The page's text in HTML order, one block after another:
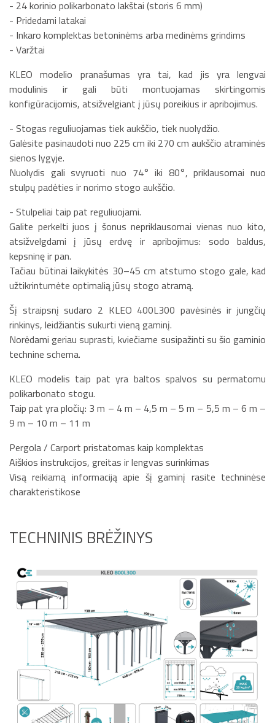
- 24 korinio polikarbonato lakštai (storis 6 mm)
- Pridedami latakai
- Inkaro komplektas betoninėms arba medinėms grindims
- Varžtai
KLEO modelio pranašumas yra tai, kad jis yra lengvai
modulinis ir gali būti montuojamas skirtingomis
konfigūracijomis, atsižvelgiant į jūsų poreikius ir apribojimus.
- Stogas reguliuojamas tiek aukščio, tiek nuolydžio.
Galėsite pasinaudoti nuo 225 cm iki 270 cm aukščio atraminės
sienos lygyje.
Nuolydis gali svyruoti nuo 74° iki 80°, priklausomai nuo
stulpų padėties ir norimo stogo aukščio.
- Stulpeliai taip pat reguliuojami.
Galite perkelti juos į šonus nepriklausomai vienas nuo kito,
atsižvelgdami į jūsų erdvę ir apribojimus: sodo baldus,
kepsninę ir pan.
Tačiau būtinai laikykitės 30–45 cm atstumo stogo gale, kad
užtikrintumėte optimalią jūsų stogo atramą.
Šį straipsnį sudaro 2 KLEO 400L300 pavėsinės ir jungčių
rinkinys, leidžiantis sukurti vieną gaminį.
Norėdami geriau suprasti, kviečiame susipažinti su šio gaminio
technine schema.
KLEO modelis taip pat yra baltos spalvos su permatomu
polikarbonato stogu.
Taip pat yra pločių: 3 m – 4 m – 4,5 m – 5 m – 5,5 m – 6 m –
9 m – 10 m – 11 m
Pergola / Carport pristatomas kaip komplektas
Aiškios instrukcijos, greitas ir lengvas surinkimas
Visą reikiamą informaciją apie šį gaminį rasite techninėse
charakteristikose
TECHNINIS BRĖŽINYS